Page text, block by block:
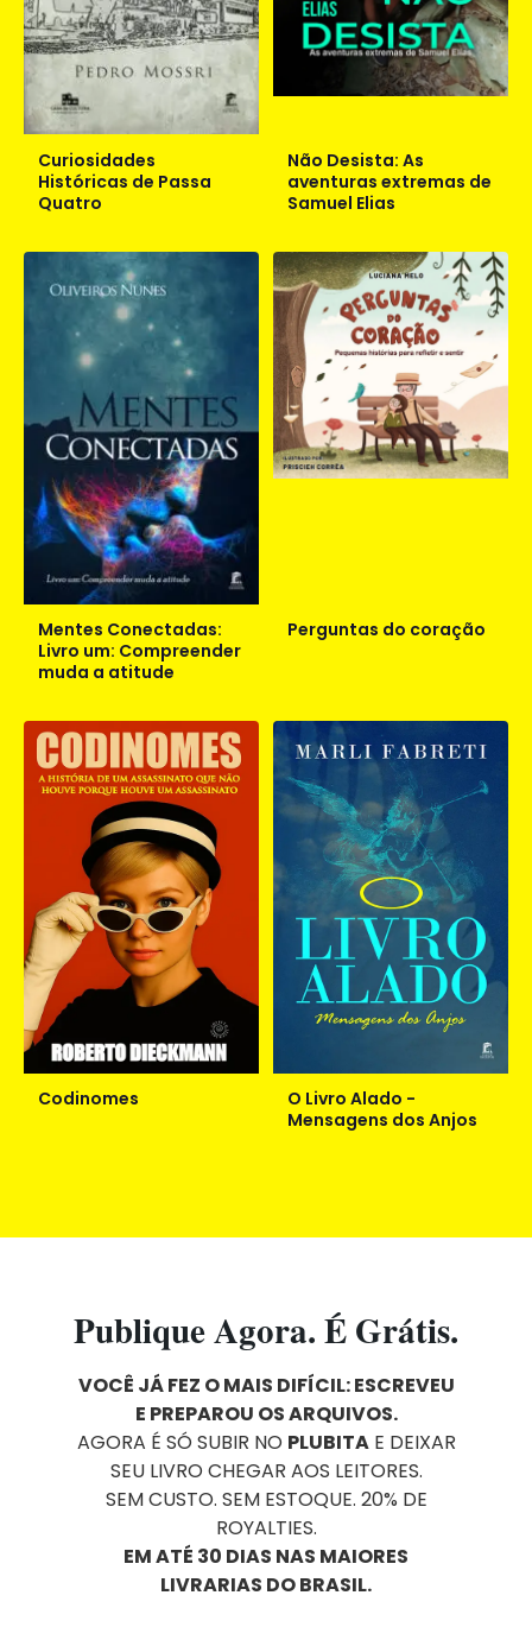
Curiosidades
Históricas de Passa
Quatro
Não Desista: As
aventuras extremas de
Samuel Elias
Mentes Conectadas:
Livro um: Compreender
muda a atitude
Perguntas do coração
Codinomes
O Livro Alado -
Mensagens dos Anjos
Publique Agora. É Grátis.
VOCÊ JÁ FEZ O MAIS DIFÍCIL: ESCREVEU
E PREPAROU OS ARQUIVOS.
AGORA É SÓ SUBIR NO PLUBITAE DEIXAR
SEU LIVRO CHEGAR AOS LEITORES.
SEM CUSTO. SEM ESTOQUE. 20% DE
ROYALTIES.
EM ATÉ 30 DIAS NAS MAIORES
LIVRARIAS DO BRASIL.